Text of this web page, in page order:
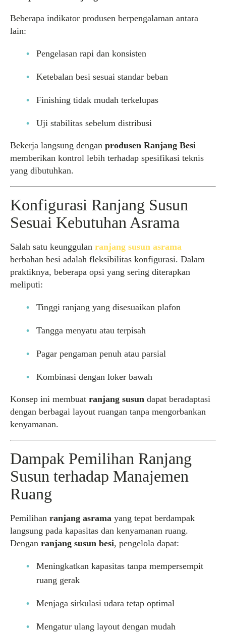
Beberapa indikator produsen berpengalaman antara
lain:
Pengelasan rapi dan konsisten
Ketebalan besi sesuai standar beban
Finishing tidak mudah terkelupas
Uji stabilitas sebelum distribusi
Bekerja langsung dengan produsen Ranjang Besi
memberikan kontrol lebih terhadap spesifikasi teknis
yang dibutuhkan.
Konfigurasi Ranjang Susun
Sesuai Kebutuhan Asrama
Salah satu keunggulan ranjang susun asrama
berbahan besi adalah fleksibilitas konfigurasi. Dalam
praktiknya, beberapa opsi yang sering diterapkan
meliputi:
Tinggi ranjang yang disesuaikan plafon
Tangga menyatu atau terpisah
Pagar pengaman penuh atau parsial
Kombinasi dengan loker bawah
Konsep ini membuat ranjang susun dapat beradaptasi
dengan berbagai layout ruangan tanpa mengorbankan
kenyamanan.
Dampak Pemilihan Ranjang
Susun terhadap Manajemen
Ruang
Pemilihan ranjang asrama yang tepat berdampak
langsung pada kapasitas dan kenyamanan ruang.
Dengan ranjang susun besi, pengelola dapat:
Meningkatkan kapasitas tanpa mempersempit
ruang gerak
Menjaga sirkulasi udara tetap optimal
Mengatur ulang layout dengan mudah